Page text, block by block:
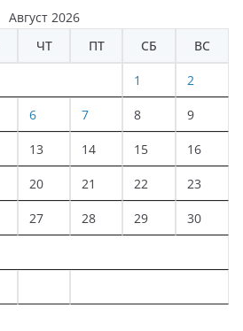
Август 2026
ЧТ ПТ СБ ВС
1 2
6 7 8 9
13 14 15 16
20 21 22 23
27 28 29 30